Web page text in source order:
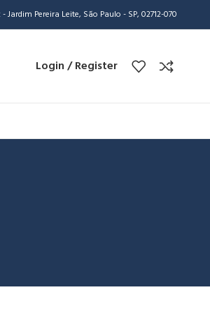
- Jardim Pereira Leite, São Paulo - SP, 02712-070
Login / Register